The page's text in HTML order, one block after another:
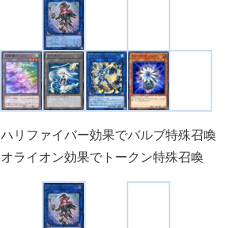
ハリファイバー効果でバルブ特殊召喚
オライオン効果でトークン特殊召喚